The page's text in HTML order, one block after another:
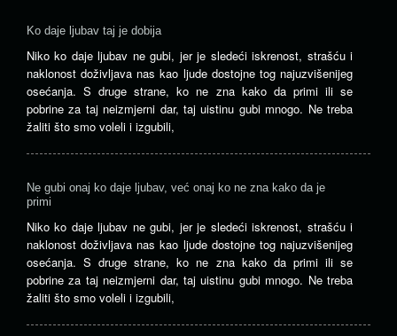
Ko daje ljubav taj je dobija
Niko ko daje ljubav ne gubi, jer je sledeći iskrenost, strašću i
naklonost doživljava nas kao ljude dostojne tog najuzvišenijeg
osećanja. S druge strane, ko ne zna kako da primi ili se
pobrine za taj neizmjerni dar, taj uistinu gubi mnogo. Ne treba
žaliti što smo voleli i izgubili,
Ne gubi onaj ko daje ljubav, već onaj ko ne zna kako da je
primi
Niko ko daje ljubav ne gubi, jer je sledeći iskrenost, strašću i
naklonost doživljava nas kao ljude dostojne tog najuzvišenijeg
osećanja. S druge strane, ko ne zna kako da primi ili se
pobrine za taj neizmjerni dar, taj uistinu gubi mnogo. Ne treba
žaliti što smo voleli i izgubili,